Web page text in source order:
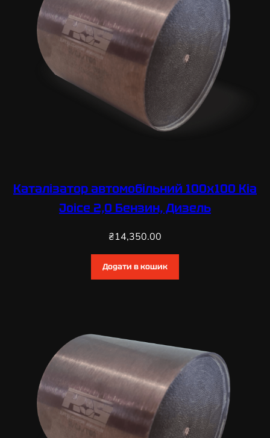
Каталізатор автомобільний 100х100 Kia
Joice 2,0 Бензин, Дизель
₴14,350.00
Додати в кошик